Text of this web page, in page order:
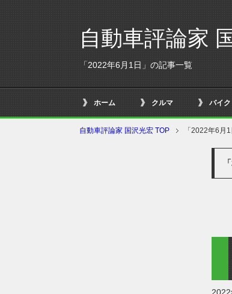
自動車評論家
「2022年6月1日」の記事一覧
ホーム クルマ バイク
自動車評論家 国沢光宏 TOP 「2022年6月